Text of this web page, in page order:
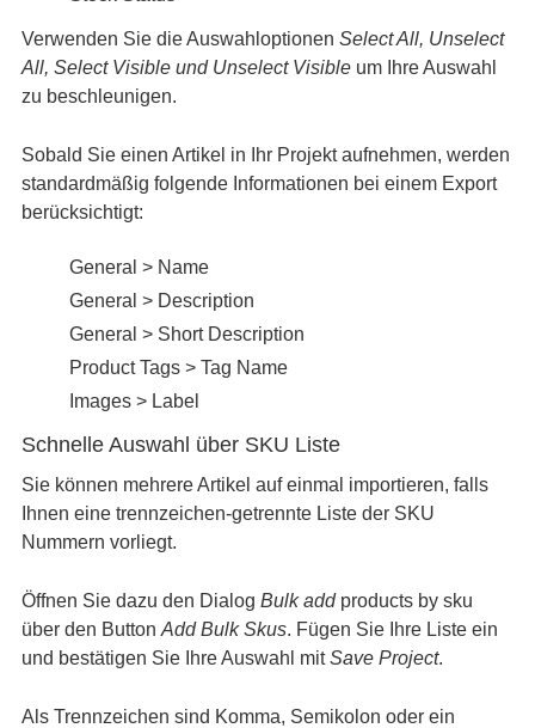
Verwenden Sie die Auswahloptionen Select All, Unselect
All, Select Visible und Unselect Visibleum Ihre Auswahl
zu beschleunigen.
Sobald Sie einen Artikel in Ihr Projekt aufnehmen, werden
standardmäßig folgende Informationen bei einem Export
berücksichtigt:
General > Name
General > Description
General > Short Description
Product Tags > Tag Name
Images > Label
Schnelle Auswahl über SKU Liste
Sie können mehrere Artikel auf einmal importieren, falls
Ihnen eine trennzeichen-getrennte Liste der SKU
Nummern vorliegt.
Öffnen Sie dazu den Dialog Bulk addproducts by sku
über den Button Add Bulk Skus. Fügen Sie Ihre Liste ein
und bestätigen Sie Ihre Auswahl mitSave Project.
Als Trennzeichen sind Komma, Semikolon oder ein